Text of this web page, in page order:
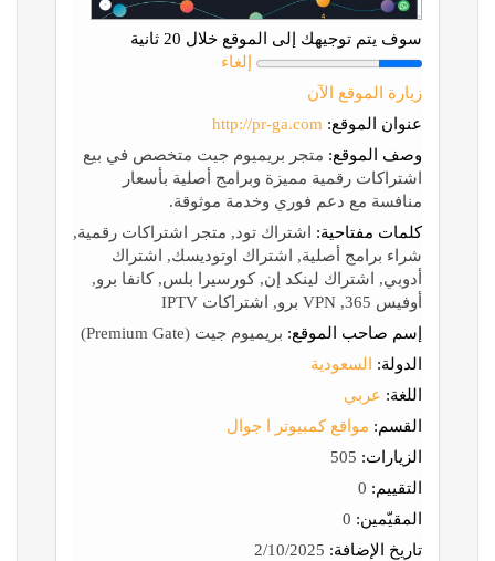
سوف يتم توجيهك إلى الموقع خلال 20 ثانية
إلغاء
زيارة الموقع الآن
عنوان الموقع: http://pr-ga.com
وصف الموقع: متجر بريميوم جيت متخصص في بيع
اشتراكات رقمية مميزة وبرامج أصلية بأسعار
منافسة مع دعم فوري وخدمة موثوقة.
كلمات مفتاحية: اشتراك تود, متجر اشتراكات رقمية,
شراء برامج أصلية, اشتراك اوتوديسك, اشتراك
أدوبي, اشتراك لينكد إن, كورسيرا بلس, كانفا برو,
أوفيس 365, VPN برو, اشتراكات IPTV
إسم صاحب الموقع: بريميوم جيت (Premium Gate)
الدولة:
السعودية
اللغة: عربي
القسم: مواقع كمبيوتر ا جوال
الزيارات:
التقييم:
المقيّمين:
تاريخ الإضافة: